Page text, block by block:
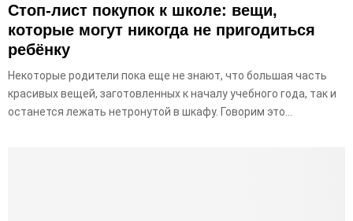
Стоп-лист покупок к школе: вещи,
которые могут никогда не пригодиться
ребёнку
Некоторые родители пока еще не знают, что большая часть
красивых вещей, заготовленных к началу учебного года, так и
останется лежать нетронутой в шкафу. Говорим это...